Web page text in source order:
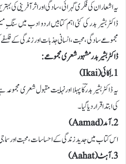
یہ اشعار ان کی فکری گہرائی، سادگی اور اثر آفرینی کی
ڈاکٹر بشیر بدر کی کئی اہم کتابیں اردو ادب میں
مجموعے سادگی، محبت، انسانی جذبات اور زندگی کے
ڈاکٹر بشیر بدر مشہور شعری مجموعے:
1. اِکائی (Ikai)
یہ ڈاکٹر بشیر بدرؔ کا پہلا اور نہایت مقبول شعری
کی ابتدا قرار دیا گیا۔
2. آمد (Aamad)
اس کتاب میں جدید زندگی کے احساسات، محبت اور
3. آہٹ (Aahat)